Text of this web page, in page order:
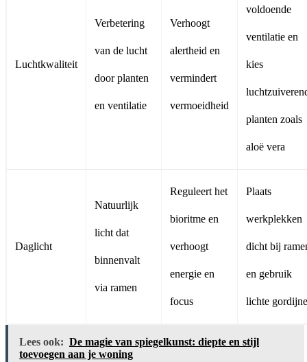
Luchtkwaliteit
Verbetering
van de lucht
door planten
en ventilatie
Verhoogt
alertheid en
vermindert
vermoeidheid
voldoende
ventilatie en
kies
planten zoals
aloë vera
Daglicht
Natuurlijk
licht dat
binnenvalt
via ramen
Reguleert het
bioritme en
verhoogt
energie en
focus
Plaats
werkplekken
dicht bij
en gebruik
lichte
Lees ook: De magie van spiegelkunst: diepte en stijl
toevoegen aan je woning